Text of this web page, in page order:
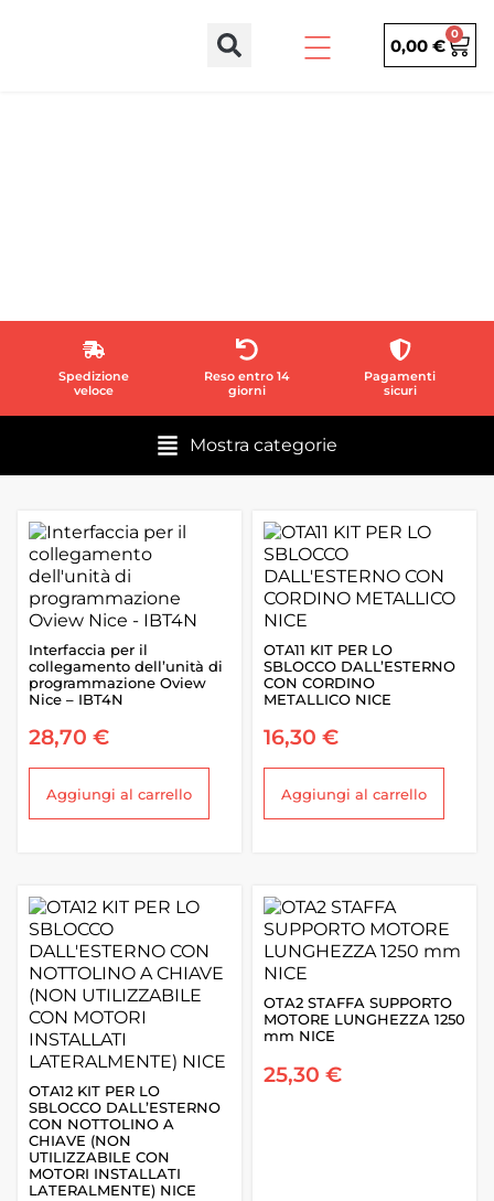
0,00 €
0
Spedizione
veloce
Reso entro 14
giorni
Pagamenti
sicuri
Mostra categorie
Interfaccia per il
collegamento dell’unità di
programmazione Oview
Nice – IBT4N
28,70 €
Aggiungi al carrello
OTA11 KIT PER LO
SBLOCCO DALL’ESTERNO
CON CORDINO
METALLICO NICE
16,30 €
Aggiungi al carrello
OTA12 KIT PER LO
SBLOCCO DALL’ESTERNO
CON NOTTOLINO A
CHIAVE (NON
UTILIZZABILE CON
MOTORI INSTALLATI
LATERALMENTE) NICE
OTA2 STAFFA SUPPORTO
MOTORE LUNGHEZZA 1250
mm NICE
25,30 €